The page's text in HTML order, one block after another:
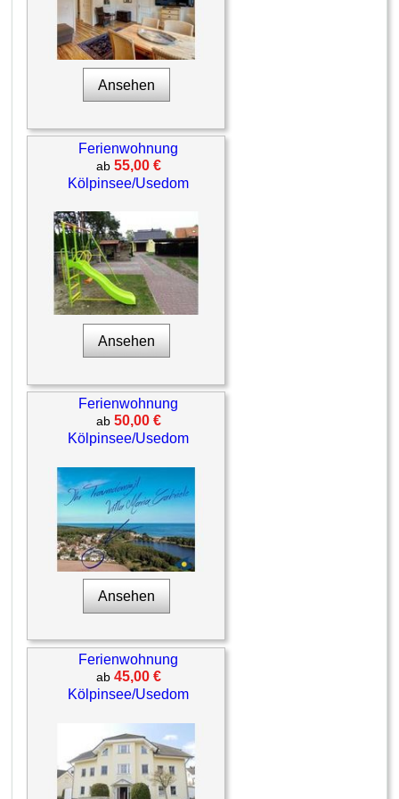
Ansehen
Ferienwohnung
ab 55,00 €
Kölpinsee/Usedom
Ansehen
Ferienwohnung
ab 50,00 €
Kölpinsee/Usedom
Ansehen
Ferienwohnung
ab 45,00 €
Kölpinsee/Usedom